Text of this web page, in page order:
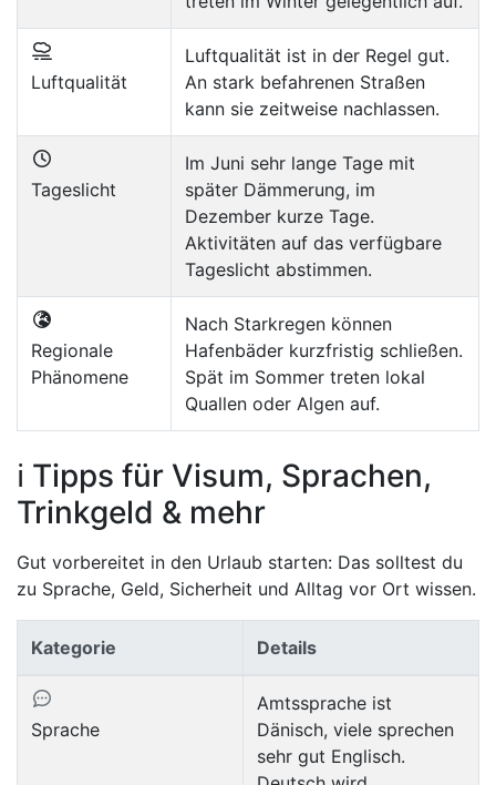
Luftqualität
Luftqualität ist in der Regel gut.
An stark befahrenen Straßen
kann sie zeitweise nachlassen.
Tageslicht
Im Juni sehr lange Tage mit
später Dämmerung, im
Dezember kurze Tage.
Aktivitäten auf das verfügbare
Tageslicht abstimmen.
Regionale
Phänomene
Nach Starkregen können
Hafenbäder kurzfristig schließen.
Spät im Sommer treten lokal
Quallen oder Algen auf.
ℹ️ Tipps für Visum, Sprachen,
Trinkgeld & mehr
Gut vorbereitet in den Urlaub starten: Das solltest du
zu Sprache, Geld, Sicherheit und Alltag vor Ort wissen.
Kategorie Details
Sprache
Amtssprache ist
Dänisch, viele sprechen
sehr gut Englisch.